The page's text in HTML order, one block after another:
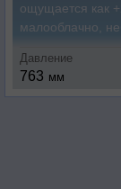
ощущается как
малооблачно,
Давление
763 мм